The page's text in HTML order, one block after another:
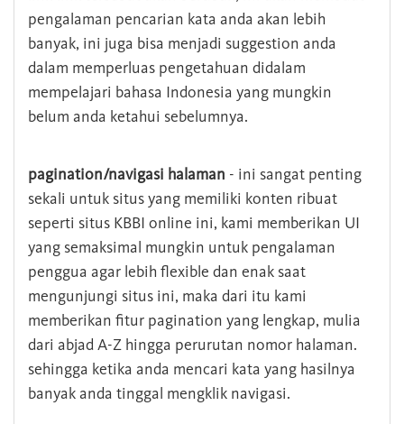
pengalaman pencarian kata anda akan lebih
banyak, ini juga bisa menjadi suggestion anda
dalam memperluas pengetahuan didalam
mempelajari bahasa Indonesia yang mungkin
belum anda ketahui sebelumnya.
pagination/navigasi halaman - ini sangat penting
sekali untuk situs yang memiliki konten ribuat
seperti situs KBBI online ini, kami memberikan UI
yang semaksimal mungkin untuk pengalaman
penggua agar lebih flexible dan enak saat
mengunjungi situs ini, maka dari itu kami
memberikan fitur pagination yang lengkap, mulia
dari abjad A-Z hingga perurutan nomor halaman.
sehingga ketika anda mencari kata yang hasilnya
banyak anda tinggal mengklik navigasi.